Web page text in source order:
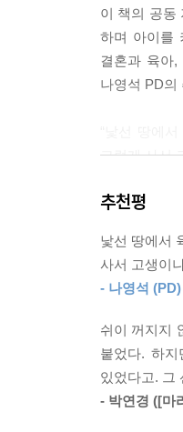
해외에서 일
한국 사람들
다.
--- p.249
취업 시장에
는 결과의
지금도 가끔
바보짓이 아
--- p.320
이 책의 공동
하며 아이를
결혼과 육아
나영석 PD의
그렇게 사서
지은이의 말
우리의 이야
그리고 세계
우리의 이
것에 지나
메시지가 언
추천평
낯선 땅에서
사서 고생이
- 나영석 (PD)
쉬이 꺼지지
붙었다. 하
있었다고. 그
- 박연경 ([마